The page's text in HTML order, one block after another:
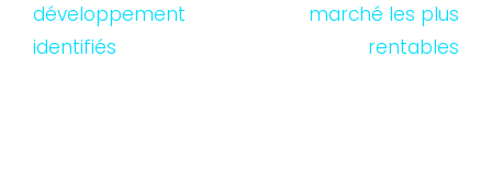
développement
identifiés
marché les plus
rentables